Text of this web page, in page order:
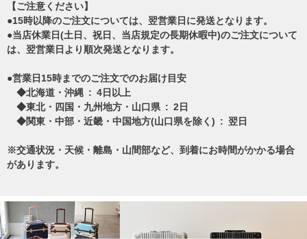
【ご注意ください】
●15時以降のご注文については、翌営業日に発送となります。
●当店休業日(土日、祝日、当店規定の長期休暇中)のご注文について
は、翌営業日より順次発送となります。
●営業日15時までのご注文でのお届け目安
◆北海道・沖縄 : 4日以上
◆東北・四国・九州地方・山口県 : 2日
◆関東・中部・近畿・中国地方(山口県を除く) : 翌日
※交通状況・天候・離島・山間部など、到着にお時間がかかる場合
があります。